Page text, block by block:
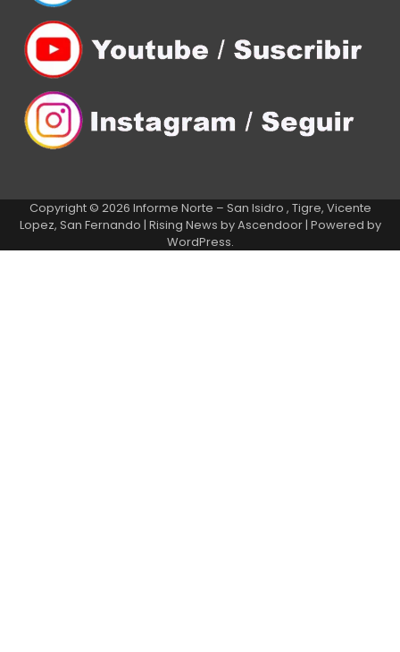
Copyright © 2026 Informe Norte – San Isidro , Tigre, Vicente
Lopez, San Fernando | Rising News byAscendoor| Powered by
WordPress.